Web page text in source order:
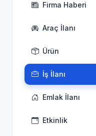
Firma Haberi
Araç İlanı
Ürün
İş İlanı
Emlak İlanı
Etkinlik